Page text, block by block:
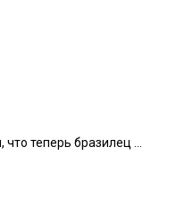
теперь бразилец ...